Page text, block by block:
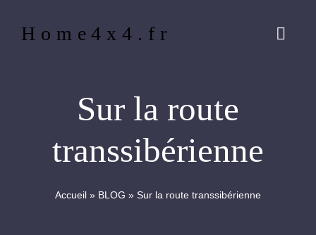
Home4x4.fr
Sur la route
transsibérienne
Accueil » BLOG » Sur la route transsibérienne